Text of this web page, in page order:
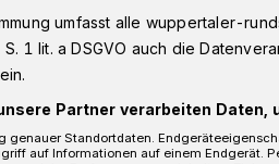
Museum Wuppertal
Jahren zur
Holstein –
umfasst alle wuppertaler-
1 lit. a DSGVO auch die
Partner verarbeiten Daten,
genauer Standortdaten.
auf Informationen auf einem Endgerät.